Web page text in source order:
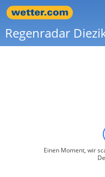
Regenradar
Einen Moment, wir